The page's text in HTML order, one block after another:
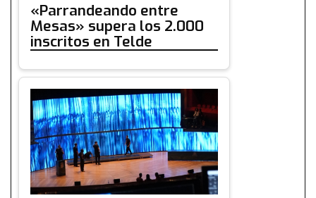
«Parrandeando entre
Mesas» supera los 2.000
inscritos en Telde